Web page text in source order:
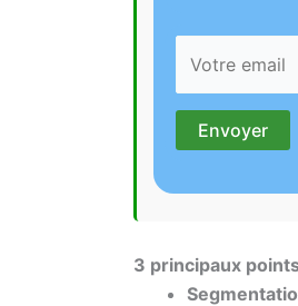
3 principaux